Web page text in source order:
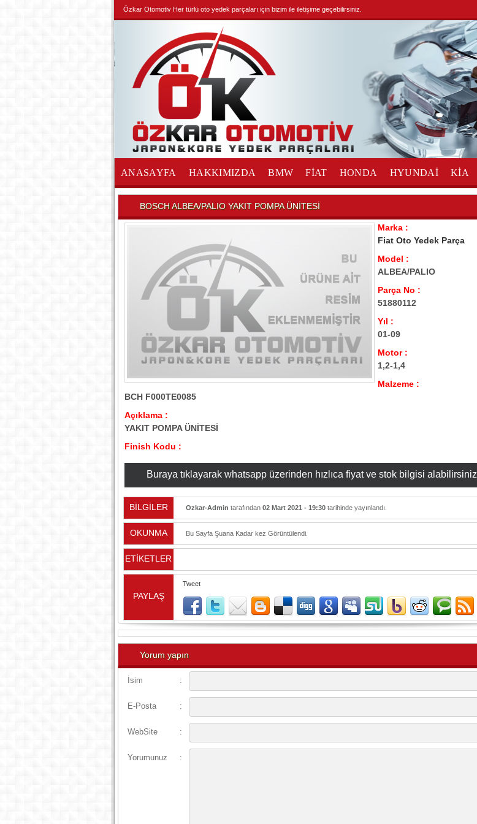
Özkar Otomotiv Her türlü oto yedek parçaları için bizim ile iletişime geçebilirsiniz.
ANASAYFA HAKKIMIZDA BMW FİAT HONDA HYUNDAİ KİA
İLETİŞİM
BOSCH ALBEA/PALIO YAKIT POMPA ÜNİTESİ
Marka :
Fiat Oto Yedek Parça
Model :
ALBEA/PALIO
Parça No :
51880112
Yıl :
01-09
Motor :
1,2-1,4
Malzeme :
BCH F000TE0085
Açıklama :
YAKIT POMPA ÜNİTESİ
Finish Kodu :
Buraya tıklayarak whatsapp üzerinden hızlıca fiyat ve stok bilgisi alabilirsiniz
BİLGİLER Ozkar-Admin tarafından 02 Mart 2021 - 19:30tarihinde yayınlandı.
OKUNMA Bu Sayfa Şuana Kadar kez Görüntülendi.
ETİKETLER
PAYLAŞ
Tweet
Yorum yapın
İsim :
E-Posta :
WebSite :
Yorumunuz :